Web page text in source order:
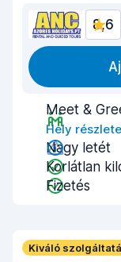
8,6
Meet &
Hely
Nagy letét
Korlátlan
Fizetés
Kiváló